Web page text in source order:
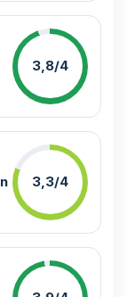
3,8/4
3,3/4